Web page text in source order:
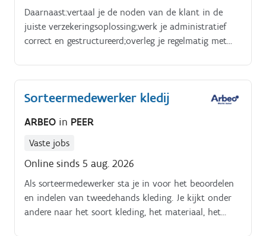
Daarnaast:vertaal je de noden van de klant in de
juiste verzekeringsoplossing;werk je administratief
correct en gestructureerd;overleg je regelmatig met
en interne coaching.
Sorteermedewerker kledij
ARBEO in PEER
Vaste jobs
Online sinds 5 aug. 2026
Als sorteermedewerker sta je in voor het beoordelen
en indelen van tweedehands kleding. Je kijkt onder
andere naar het soort kleding, het materiaal, het